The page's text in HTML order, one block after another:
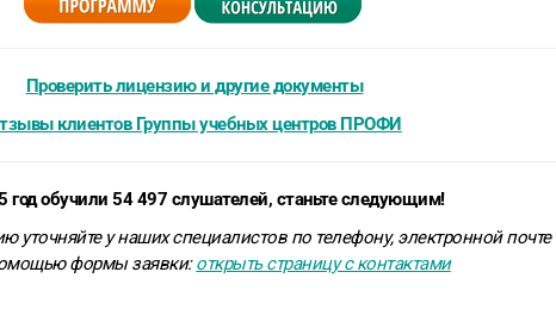
Проверить лицензию и другие документы
клиентов Группы учебных центров ПРОФИ
год обучили 54 497 слушателей, станьте следующим!
уточняйте у наших специалистов по телефону, электронной почте
формы заявки:открыть страницу с контактами